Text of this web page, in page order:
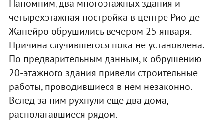
Напомним, два многоэтажных здания и
четырехэтажная постройка в центре Рио-де-
Жанейро обрушились вечером 25 января.
Причина случившегося пока не установлена.
По предварительным данным, к обрушению
20-этажного здания привели строительные
работы, проводившиеся в нем незаконно.
Вслед за ним рухнули еще два дома,
располагавшиеся рядом.